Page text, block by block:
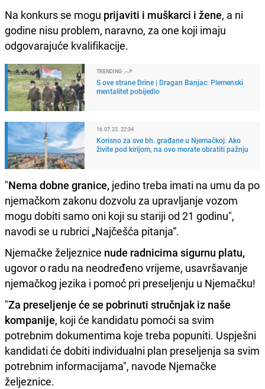
Na konkurs se mogu prijaviti i muškarci i žene, a ni
godine nisu problem, naravno, za one koji imaju
odgovarajuće kvalifikacije.
TRENDING
S ove strane Drine | Dragan Banjac: Plemenski
mentalitet pobijedio
16.07.22. 22:34
Korisno za sve bh. građane u Njemačkoj: Ako
živite pod kirijom, na ovo morate obratiti pažnju
"Nema dobne granice, jedino treba imati na umu da po
njemačkom zakonu dozvolu za upravljanje vozom
mogu dobiti samo oni koji su stariji od 21 godinu",
navodi se u rubrici „Najčešća pitanja“.
Njemačke željeznice nude radnicima sigurnu platu,
ugovor o radu na neodređeno vrijeme, usavršavanje
njemačkog jezika i pomoć pri preseljenju u Njemačku!
"Za preseljenje će se pobrinuti stručnjak iz naše
kompanije, koji će kandidatu pomoći sa svim
potrebnim dokumentima koje treba popuniti. Uspješni
kandidati će dobiti individualni plan preseljenja sa svim
potrebnim informacijama", navode Njemačke
željeznice.